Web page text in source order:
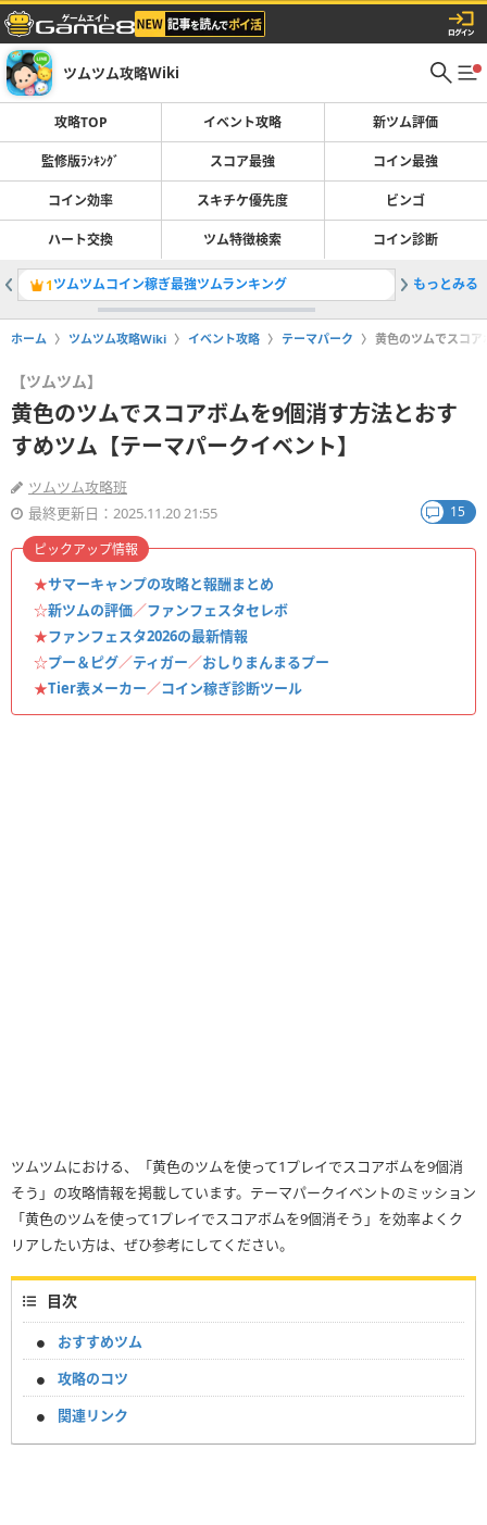
ツムツム攻略Wiki
攻略TOP イベント攻略 新ツム評価
監修版ﾗﾝｷﾝｸﾞ スコア最強 コイン最強
コイン効率 スキチケ優先度 ビンゴ
ハート交換 ツム特徴検索 コイン診断
1ツムツムコイン稼ぎ最強ツムランキング 2スコア
もっとみる
ホーム ツムツム攻略Wiki イベント攻略 テーマパーク 黄色のツムでスコ
【ツムツム】
黄色のツムでスコアボムを9個消す方法とおす
すめツム【テーマパークイベント】
ツムツム攻略班
最終更新日：2025.11.20 21:55
15
★サマーキャンプの攻略と報酬まとめ
☆新ツムの評価／ファンフェスタセレボ
★ファンフェスタ2026の最新情報
☆プー＆ピグ／ティガー／おしりまんまるプー
★Tier表メーカー／コイン稼ぎ診断ツール
ピックアップ情報
ツムツムにおける、「黄色のツムを使って1プレイでスコアボムを9個消
そう」の攻略情報を掲載しています。テーマパークイベントのミッション
「黄色のツムを使って1プレイでスコアボムを9個消そう」を効率よくク
リアしたい方は、ぜひ参考にしてください。
目次
おすすめツム
攻略のコツ
関連リンク